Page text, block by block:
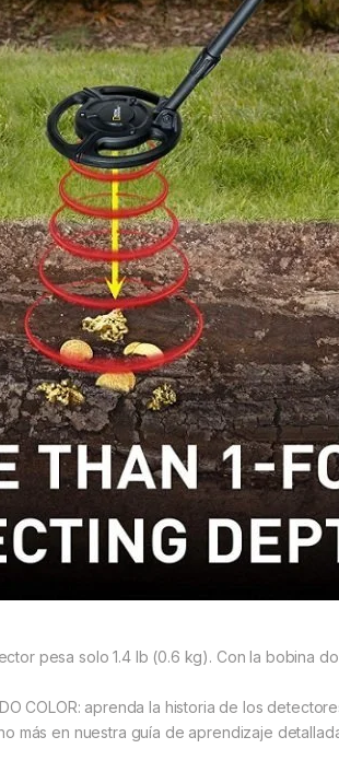
pesa solo 1.4 lb (0.6 kg). Con la bobina
COLOR: aprenda la historia de los
más en nuestra guía de aprendizaje